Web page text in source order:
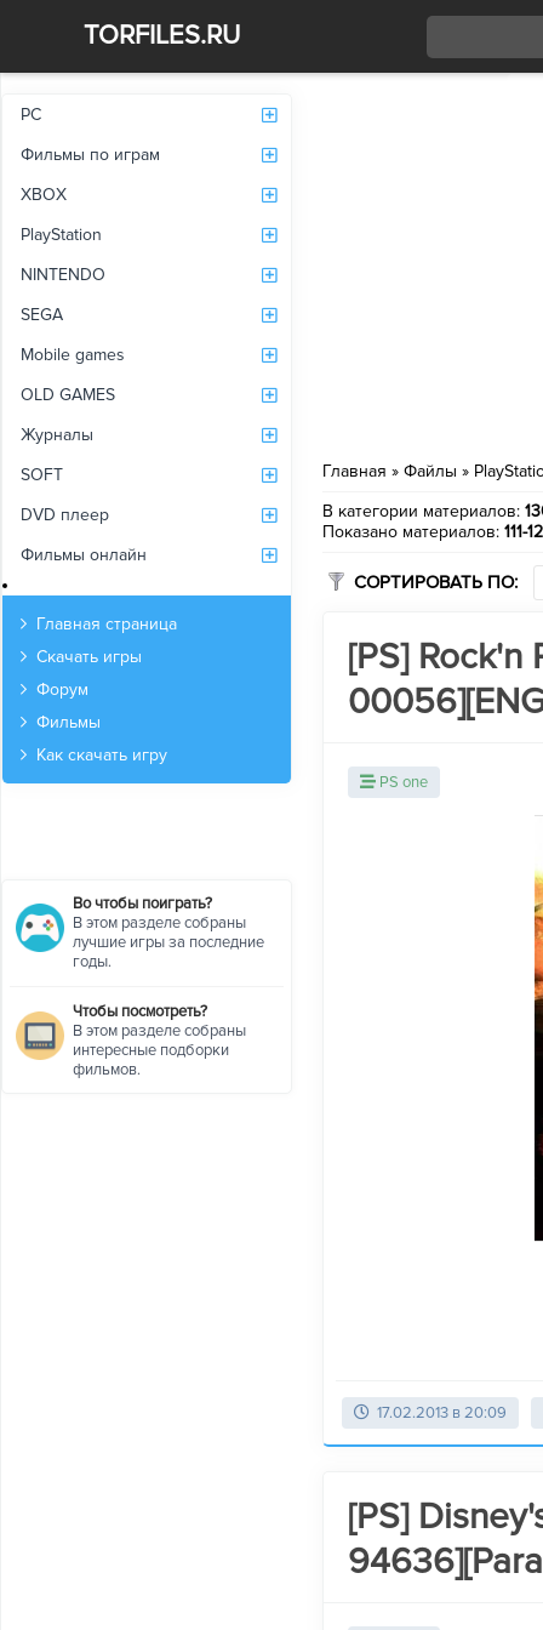
TORFILES.RU
PC
Фильмы по играм
XBOX
PlayStation
NINTENDO
SEGA
Mobile games
OLD GAMES
Журналы
SOFT
DVD плеер
Фильмы онлайн
Главная страница
Скачать игры
Форум
Фильмы
Как скачать игру
Во чтобы поиграть?
В этом разделе собраны
лучшие игры за последние
годы.
Чтобы посмотреть?
В этом разделе собраны
интересные подборки
фильмов.
Главная » Файлы »
В категории материалов:
Показано материалов: 111-
СОРТИРОВАТЬ ПО:
[PS] Rock'n
PS one
17.02.2013 в 20:09
[PS]